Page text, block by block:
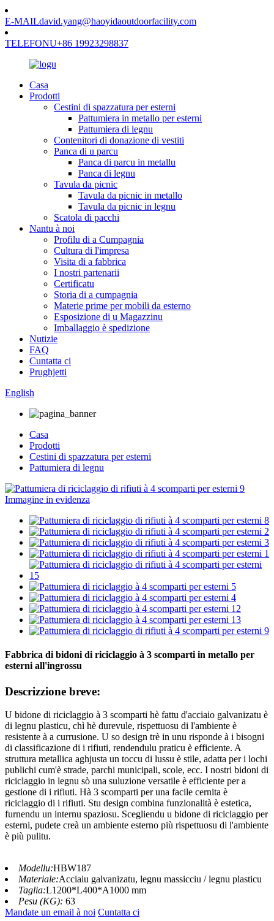
E-MAILdavid.yang@haoyidaoutdoorfacility.com
TELEFONU+86 19923298837
Casa
Prodotti
Cestini di spazzatura per esterni
Pattumiera in metallo per esterni
Pattumiera di legnu
Contenitori di donazione di vestiti
Panca di u parcu
Panca di parcu in metallu
Panca di legnu
Tavula da picnic
Tavula da picnic in metallo
Tavula da picnic in legnu
Scatola di pacchi
Nantu à noi
Profilu di a Cumpagnia
Cultura di l'impresa
Visita di a fabbrica
I nostri partenarii
Certificatu
Storia di a cumpagnia
Materie prime per mobili da esterno
Esposizione di u Magazzinu
Imballaggio è spedizione
Nutizie
FAQ
Cuntatta ci
Prughjetti
English
Casa
Prodotti
Cestini di spazzatura per esterni
Pattumiera di legnu
Fabbrica di bidoni di riciclaggio à 3 scomparti in metallo per
esterni all'ingrossu
Descrizzione breve:
U bidone di riciclaggio à 3 scomparti hè fattu d'acciaio galvanizatu è
di legnu plasticu, chì hè durevule, rispettuosu di l'ambiente è
resistente à a currusione. U so design trè in unu risponde à i bisogni
di classificazione di i rifiuti, rendendulu praticu è efficiente. A
struttura metallica aghjusta un toccu di lussu è stile, adatta per i lochi
publichi cum'è strade, parchi municipali, scole, ecc. I nostri bidoni di
riciclaggio in legnu sò una suluzione versatile è efficiente per a
gestione di i rifiuti. Hà 3 scomparti per una facile cernita è
riciclaggio di i rifiuti. Stu design combina funzionalità è estetica,
furnendu un internu spaziosu. Scegliendu u bidone di riciclaggio per
esterni, pudete creà un ambiente esterno più rispettuosu di l'ambiente
è più pulitu.
Modellu:HBW187
Materiale:Acciaiu galvanizatu, legnu massicciu / legnu plasticu
Taglia:L1200*L400*A1000 mm
Pesu (KG): 63
Mandate un email à noi Cuntatta ci